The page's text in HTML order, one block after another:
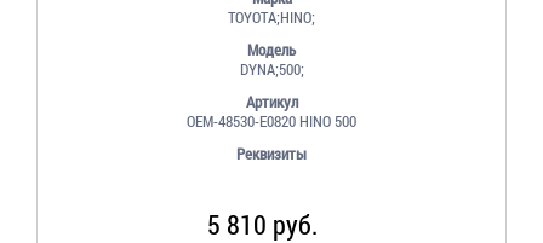
TOYOTA;HINO;
Модель
DYNA;500;
Артикул
OEM-48530-E0820 HINO 500
Реквизиты
5 810 руб.